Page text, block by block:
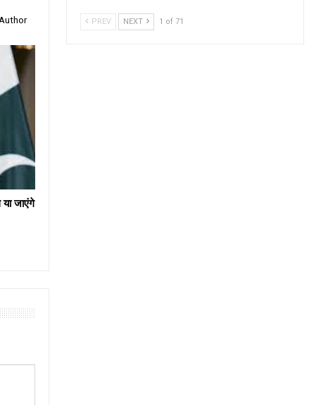
जाएंगे
PREV NEXT 1 of 71